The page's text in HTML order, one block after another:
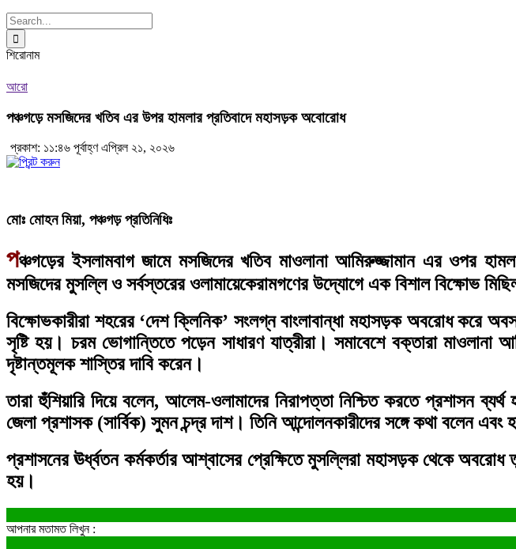
Search
for:
শিরোনাম
আরো
পঞ্চগড়ে মসজিদের খতিব এর উপর হামলার প্রতিবাদে মহাসড়ক অবোরোধ
প্রকাশ: ১১:৪৬ পূর্বাহ্ণ এপ্রিল ২১, ২০২৬
মোঃ মোহন মিয়া, পঞ্চগড় প্রতিনিধিঃ
পঞ্চগড়ের ইসলামবাগ জামে মসজিদের খতিব মাওলানা আমিরুজ্জামান এর ওপর
মসজিদের মুসল্লি ও সর্বস্তরের ওলামায়েকেরামগণের উদ্যোগে এক বিশাল বিক্ষোভ
বিক্ষোভকারীরা শহরের ‘দেশ ক্লিনিক’ সংলগ্ন বাংলাবান্ধা মহাসড়ক অবরোধ
সৃষ্টি হয়। চরম ভোগান্তিতে পড়েন সাধারণ যাত্রীরা। সমাবেশে বক্তারা মাওলানা
দৃষ্টান্তমূলক শাস্তির দাবি করেন।
তারা হুঁশিয়ারি দিয়ে বলেন, আলেম-ওলামাদের নিরাপত্তা নিশ্চিত করতে প্রশাসন
জেলা প্রশাসক (সার্বিক) সুমন চন্দ্র দাশ। তিনি আন্দোলনকারীদের সঙ্গে কথা বলেন
প্রশাসনের ঊর্ধ্বতন কর্মকর্তার আশ্বাসের প্রেক্ষিতে মুসল্লিরা মহাসড়ক থেকে
হয়।
আপনার মতামত লিখুন :